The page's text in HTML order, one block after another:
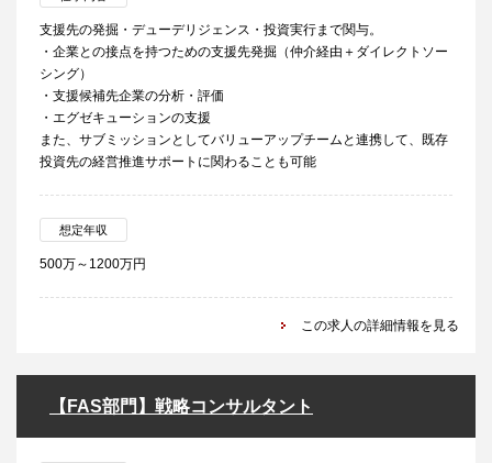
支援先の発掘・デューデリジェンス・投資実行まで関与。
・企業との接点を持つための支援先発掘（仲介経由＋ダイレクトソー
シング）
・支援候補先企業の分析・評価
・エグゼキューションの支援
また、サブミッションとしてバリューアップチームと連携して、既存
投資先の経営推進サポートに関わることも可能
想定年収
500万～1200万円
この求人の詳細情報を見る
【FAS部門】戦略コンサルタント